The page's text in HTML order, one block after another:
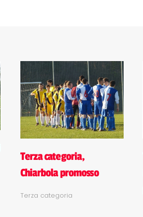
Terza categoria,
Chiarbola promosso
Terza categoria